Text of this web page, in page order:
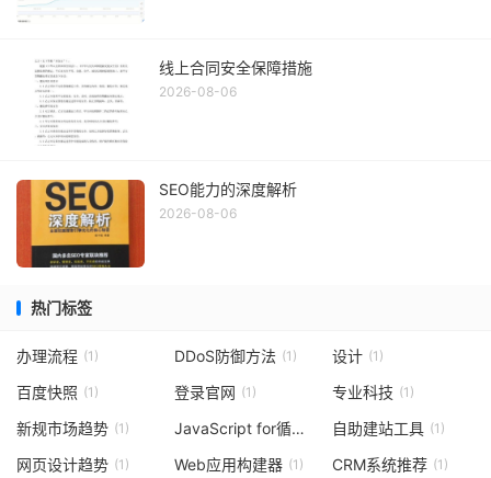
线上合同安全保障措施
2026-08-06
SEO能力的深度解析
2026-08-06
热门标签
办理流程 (1) DDoS防御方法 (1) 设计 (1)
百度快照 (1) 登录官网 (1) 专业科技 (1)
新规市场趋势 (1) JavaScript for循环 自助建站工具 (1)
网页设计趋势 (1) Web应用构建器 (1) CRM系统推荐 (1)